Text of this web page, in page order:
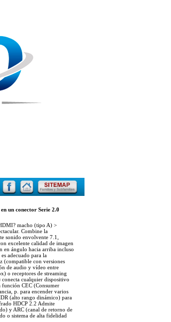
un conector Serie 2.0
macho (tipo A) >
Combine la
sonido envolvente 7.1,
excelente calidad de imagen
en ángulo hacia arriba incluso
adecuado para la
(compatible con versiones
de audio y vídeo entre
o receptores de streaming
cualquier dispositivo
función CEC (Consumer
p. para encender varios
(alto rango dinámico) para
HDCP 2.2 Admite
y ARC (canal de retorno de
o sistema de alta fidelidad